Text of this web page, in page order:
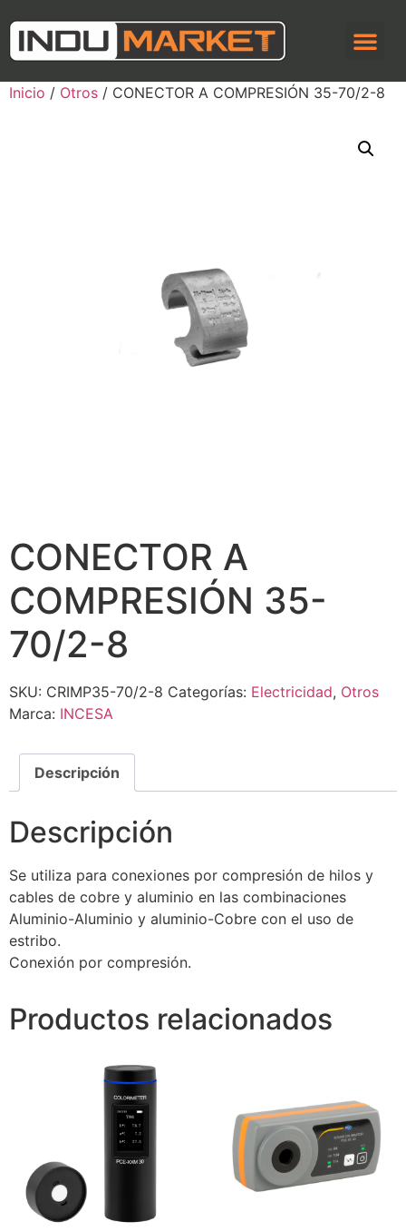
Inicio / Otros / CONECTOR A COMPRESIÓN 35-70/2-8
CONECTOR A
COMPRESIÓN 35-
70/2-8
SKU: CRIMP35-70/2-8 Categorías: Electricidad, Otros
Marca: INCESA
Descripción
Descripción
Se utiliza para conexiones por compresión de hilos y
cables de cobre y aluminio en las combinaciones
Aluminio-Aluminio y aluminio-Cobre con el uso de
estribo.
Conexión por compresión.
Productos relacionados